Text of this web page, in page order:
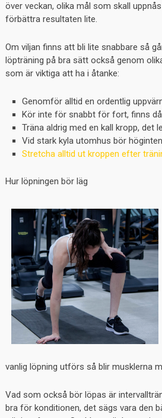
över veckan, olika mål som skall
förbättra resultaten lite.
Om viljan finns att bli lite snabbare så
löpträning på bra sätt också genom
som är viktiga att ha i åtanke:
Genomför alltid en ordentlig
Kör inte för snabbt för fort, finns
Träna aldrig med en kall kropp, det
Vid stark kyla utomhus bör
Stretcha alltid ut kroppen efter
Hur löpningen bör läg
vanlig löpning utförs så blir musklerna
Vad som också bör löpas är
bra för konditionen, det sägs vara den